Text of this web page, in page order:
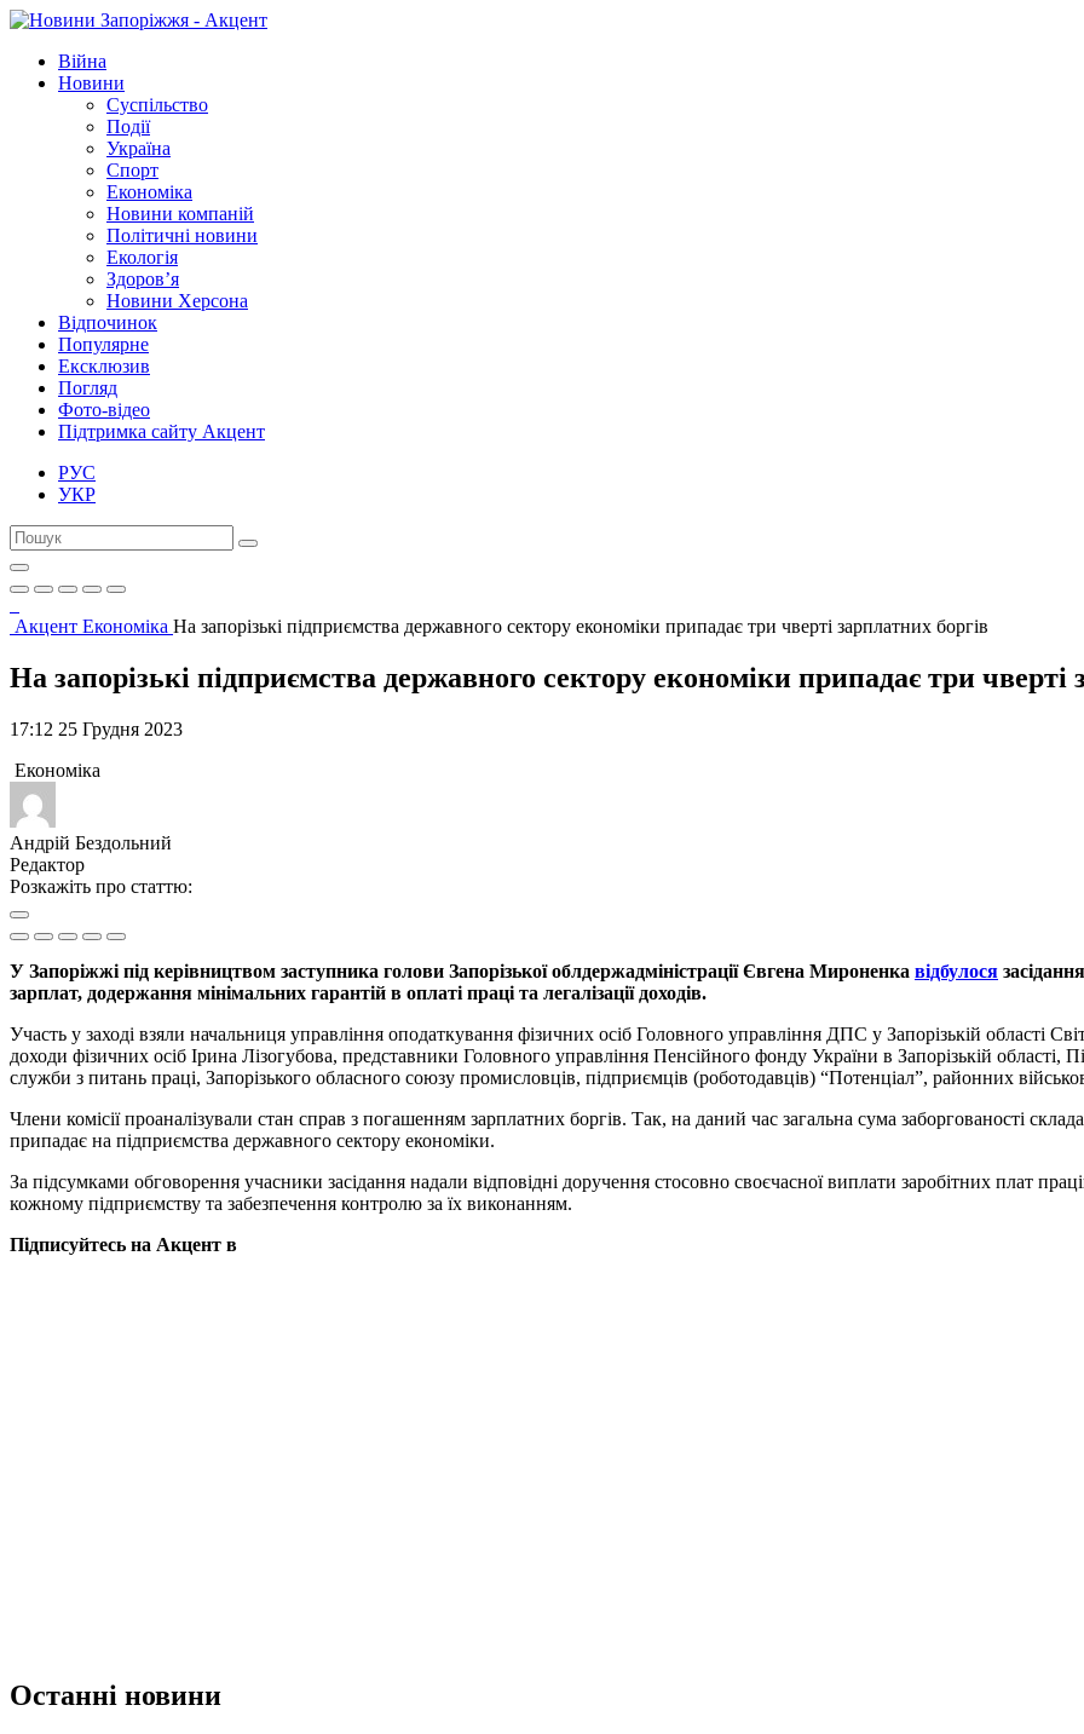
Війна
Новини
Суспільство
Події
Україна
Спорт
Економіка
Новини компаній
Політичні новини
Екологія
Здоров’я
Новини Херсона
Відпочинок
Популярне
Ексклюзив
Погляд
Фото-відео
Підтримка сайту Акцент
РУС
УКР
Акцент Економіка На запорізькі підприємства державного сектору економіки припадає три чверті зарплатних боргів
На запорізькі підприємства державного сектору економіки припадає три чверті
17:12 25 Грудня 2023
Економіка
Андрій Бездольний
Редактор
Розкажіть про статтю:
У Запоріжжі під керівництвом заступника голови Запорізької облдержадміністрації Євгена Мироненка відбулося
зарплат, додержання мінімальних гарантій в оплаті праці та легалізації доходів.
Участь у заході взяли начальниця управління оподаткування фізичних осіб Головного управління ДПС у Запорізькій області
доходи фізичних осіб Ірина Лізогубова, представники Головного управління Пенсійного фонду України в Запорізькій області,
служби з питань праці, Запорізького обласного союзу промисловців, підприємців (роботодавців) “Потенціал”, районних
Члени комісії проаналізували стан справ з погашенням зарплатних боргів. Так, на даний час загальна сума заборгованості
припадає на підприємства державного сектору економіки.
За підсумками обговорення учасники засідання надали відповідні доручення стосовно своєчасної виплати заробітних плат
кожному підприємству та забезпечення контролю за їх виконанням.
Підписуйтесь на Акцент в
Останні новини